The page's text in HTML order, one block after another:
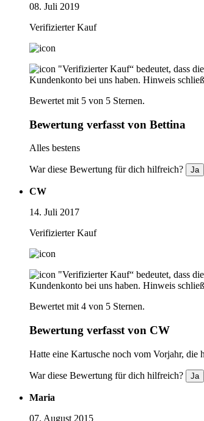
08. Juli 2019
Verifizierter Kauf
"Verifizierter Kauf“ bedeutet, dass
Kundenkonto bei uns haben. Hinweis
Bewertet mit 5 von 5 Sternen.
Bewertung verfasst von Bettina
Alles bestens
War diese Bewertung für dich hilfreich? Ja
CW
14. Juli 2017
Verifizierter Kauf
"Verifizierter Kauf“ bedeutet, dass
Kundenkonto bei uns haben. Hinweis
Bewertet mit 4 von 5 Sternen.
Bewertung verfasst von CW
Hatte eine Kartusche noch vom Vorjahr, die
War diese Bewertung für dich hilfreich? Ja
Maria
07. August 2015